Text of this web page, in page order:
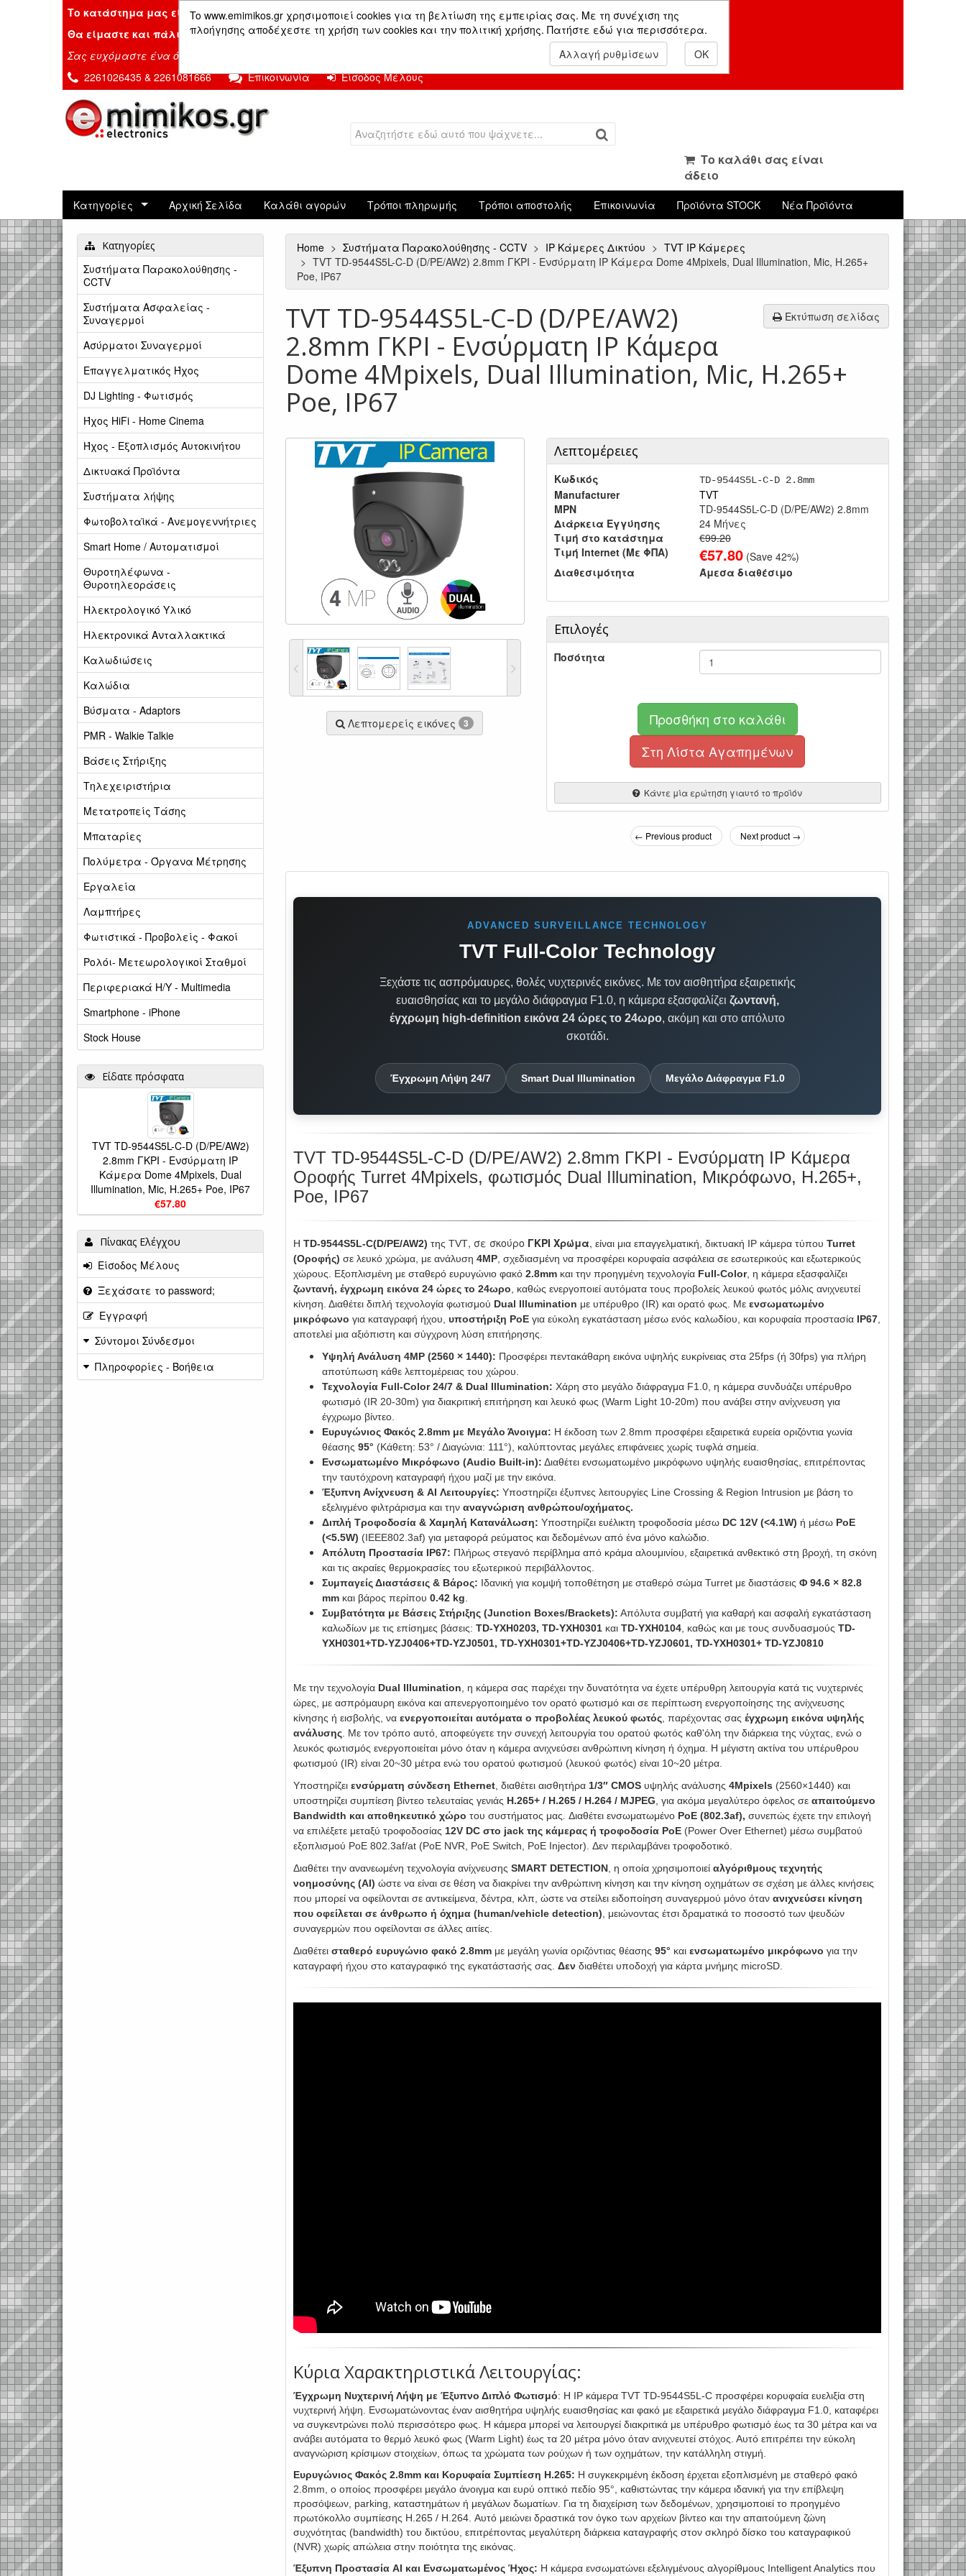
To www.emimikos.gr χρησιμοποιεί cookies για τη βελτίωση της εμπειρίας σας. Με τη συνέχιση της
πλοήγησης αποδέχεστε τη χρήση των cookies και την πολιτική χρήσης.Πατήστε εδώ για περισσότερα.
Αλλαγή ρυθμίσεων
OK
Το κατάστημα μας είναι κλειστό λόγω διακοπών.
Θα είμαστε και πάλι μαζί σας την Δευτέρα 24 Αυγούστου.
Σας ευχόμαστε ένα όμορφο καλοκαίρι!
2261026435 & 2261081666
Επικοινωνία Είσοδος Μέλους
Το καλάθι σας είναι
άδειο
Κατηγορίες Αρχική Σελίδα Καλάθι αγορών Τρόποι πληρωμής Τρόποι αποστολής Επικοινωνία Προϊόντα STOCK Νέα Προϊόντα
Home Συστήματα Παρακολούθησης - CCTV IP Κάμερες Δικτύου
TVT IP Κάμερες
TVT TD-9544S5L-C-D (D/PE/AW2) 2.8mm ΓΚΡΙ - Ενσύρματη IP Κάμερα Dome 4Mpixels, Dual Illumination, Mic, Η.265+
Poe, IP67
Εκτύπωση σελίδας
TVT TD-9544S5L-C-D (D/PE/AW2)
2.8mm ΓΚΡΙ - Ενσύρματη IP Κάμερα
Dome 4Mpixels, Dual Illumination, Mic, Η.265+
Poe, IP67
Λεπτομερείς εικόνες 3
Λεπτομέρειες
Κωδικός TD-9544S5L-C-D 2.8mm
Manufacturer
TVT
MPN
TD-9544S5L-C-D (D/PE/AW2) 2.8mm
Διάρκεια Εγγύησης
24 Μήνες
Τιμή στο κατάστημα
€99.20
Τιμή Internet (Με ΦΠΑ)
€57.80(Save 42%)
Διαθεσιμότητα
Άμεσα διαθέσιμο
Επιλογές
Ποσότητα
Προσθήκη στο καλάθι
Στη Λίστα Αγαπημένων
Κάντε μία ερώτηση γιαυτό το προϊόν
← Previous product Next product →
ADVANCED SURVEILLANCE TECHNOLOGY
TVT Full-Color Technology
Ξεχάστε τις ασπρόμαυρες, θολές νυχτερινές εικόνες. Με τον αισθητήρα εξαιρετικής
ευαισθησίας και το μεγάλο διάφραγμα F1.0, η κάμερα εξασφαλίζει ζωντανή,
έγχρωμη high-definition εικόνα 24 ώρες το 24ωρο, ακόμη και στο απόλυτο
σκοτάδι.
Έγχρωμη Λήψη 24/7 Smart Dual Illumination Μεγάλο Διάφραγμα F1.0
TVT TD-9544S5L-C-D (D/PE/AW2) 2.8mm ΓΚΡΙ - Ενσύρματη IP Κάμερα
Οροφής Turret 4Mpixels, φωτισμός Dual Illumination, Μικρόφωνο, Η.265+,
Poe, IP67
Η TD-9544S5L-C(D/PE/AW2) της TVT, σε σκούρο ΓΚΡΙ Χρώμα, είναι μια επαγγελματική, δικτυακή IP κάμερα τύπου Turret
(Οροφής) σε λευκό χρώμα, με ανάλυση 4MP , σχεδιασμένη να προσφέρει κορυφαία ασφάλεια σε εσωτερικούς και εξωτερικούς
χώρους. Εξοπλισμένη με σταθερό ευρυγώνιο φακό 2.8mm και την προηγμένη τεχνολογία Full-Color, η κάμερα εξασφαλίζει
ζωντανή, έγχρωμη εικόνα 24 ώρες το 24ωρο , καθώς ενεργοποιεί αυτόματα τους προβολείς λευκού φωτός μόλις ανιχνευτεί
κίνηση. Διαθέτει διπλή τεχνολογία φωτισμού Dual Illumination με υπέρυθρο (IR) και ορατό φως. Με ενσωματωμένο
μικρόφωνο για καταγραφή ήχου, υποστήριξη PoE για εύκολη εγκατάσταση μέσω ενός καλωδίου, και κορυφαία προστασία IP67
αποτελεί μια αξιόπιστη και σύγχρονη λύση επιτήρησης.
Υψηλή Ανάλυση 4MP (2560 × 1440): Προσφέρει πεντακάθαρη εικόνα υψηλής ευκρίνειας στα 25fps (ή 30fps) για πλήρη
αποτύπωση κάθε λεπτομέρειας του χώρου.
Τεχνολογία Full-Color 24/7 & Dual Illumination: Χάρη στο μεγάλο διάφραγμα F1.0, η κάμερα συνδυάζει υπέρυθρο
φωτισμό (IR 20-30m) για διακριτική επιτήρηση και λευκό φως (Warm Light 10-20m) που ανάβει στην ανίχνευση για
έγχρωμο βίντεο.
Ευρυγώνιος Φακός 2.8mm με Μεγάλο Άνοιγμα: Η έκδοση των 2.8mm προσφέρει εξαιρετικά ευρεία οριζόντια γωνία
θέασης 95° (Κάθετη: 53° / Διαγώνια: 111°), καλύπτοντας μεγάλες επιφάνειες χωρίς τυφλά σημεία.
Ενσωματωμένο Μικρόφωνο (Audio Built-in): Διαθέτει ενσωματωμένο μικρόφωνο υψηλής ευαισθησίας, επιτρέποντας
την ταυτόχρονη καταγραφή ήχου μαζί με την εικόνα.
Έξυπνη Ανίχνευση & AI Λειτουργίες: Υποστηρίζει έξυπνες λειτουργίες Line Crossing & Region Intrusion με βάση το
εξελιγμένο φιλτράρισμα και την αναγνώριση ανθρώπου/οχήματος.
Διπλή Τροφοδοσία & Χαμηλή Κατανάλωση: Υποστηρίζει ευέλικτη τροφοδοσία μέσω DC 12V (<4.1W) ή μέσω PoE
(<5.5W) (IEEE802.3af) για μεταφορά ρεύματος και δεδομένων από ένα μόνο καλώδιο.
Απόλυτη Προστασία IP67: Πλήρως στεγανό περίβλημα από κράμα αλουμινίου, εξαιρετικά ανθεκτικό στη βροχή, τη σκόνη
και τις ακραίες θερμοκρασίες του εξωτερικού περιβάλλοντος.
Συμπαγείς Διαστάσεις & Βάρος: Ιδανική για κομψή τοποθέτηση με σταθερό σώμα Turret με διαστάσεις Φ 94.6 × 82.8
mm και βάρος περίπου 0.42 kg
Συμβατότητα με Βάσεις Στήριξης (Junction Boxes/Brackets): Απόλυτα συμβατή για καθαρή και ασφαλή εγκατάσταση
καλωδίων με τις επίσημες βάσεις: TD-YXH0203, TD-YXH0301 και TD-YXH0104 , καθώς και με τους συνδυασμούς TD-
YXH0301+TD-YZJ0406+TD-YZJ0501, TD-YXH0301+TD-YZJ0406+TD-YZJ0601, TD-YXH0301+ TD-YZJ0810
Με την τεχνολογία Dual Illumination , η κάμερα σας παρέχει την δυνατότητα να έχετε υπέρυθρη λειτουργία κατά τις νυχτερινές
ώρες, με ασπρόμαυρη εικόνα και απενεργοποιημένο τον ορατό φωτισμό και σε περίπτωση ενεργοποίησης της ανίχνευσης
κίνησης ή εισβολής, να ενεργοποιείται αυτόματα ο προβολέας λευκού φωτός , παρέχοντας σας έγχρωμη εικόνα υψηλής
ανάλυσης . Με τον τρόπο αυτό, αποφεύγετε την συνεχή λειτουργία του ορατού φωτός καθ'όλη την διάρκεια της νύχτας, ενώ ο
λευκός φωτισμός ενεργοποιείται μόνο όταν η κάμερα ανιχνεύσει ανθρώπινη κίνηση ή όχημα. Η μέγιστη ακτίνα του υπέρυθρου
φωτισμού (IR) είναι 20~30 μέτρα ενώ του ορατού φωτισμού (λευκού φωτός) είναι 10~20 μέτρα.
Υποστηρίζει ενσύρματη σύνδεση Ethernet , διαθέτει αισθητήρα 1/3″ CMOS υψηλής ανάλυσης 4Mpixels (2560×1440) και
υποστηρίζει συμπίεση βίντεο τελευταίας γενιάς H.265+ / H.265 / H.264 / MJPEG , για ακόμα μεγαλύτερο όφελος σε απαιτούμενο
Bandwidth και αποθηκευτικό χώρο του συστήματος μας Διαθέτει ενσωματωμένο PoE (802.3af), συνεπώς έχετε την επιλογή
να επιλέξετε μεταξύ τροφοδοσίας 12V DC στο jack της κάμερας ή τροφοδοσία PoE (Power Over Ethernet) μέσω συμβατού
εξοπλισμού PoE 802.3af/at (PoE NVR, PoE Switch, PoE Injector). Δεν περιλαμβάνει τροφοδοτικό.
Διαθέτει την ανανεωμένη τεχνολογία ανίχνευσης SMART DETECTION , η οποία χρησιμοποιεί αλγόριθμους τεχνητής
νοημοσύνης (AI) ώστε να είναι σε θέση να διακρίνει την ανθρώπινη κίνηση και την κίνηση οχημάτων σε σχέση με άλλες κινήσεις
που μπορεί να οφείλονται σε αντικείμενα, δέντρα, κλπ, ώστε να στείλει ειδοποίηση συναγερμού μόνο όταν ανιχνεύσει κίνηση
που οφείλεται σε άνθρωπο ή όχημα (human/vehicle detection) , μειώνοντας έτσι δραματικά το ποσοστό των ψευδών
συναγερμών που οφείλονται σε άλλες αιτίες.
Διαθέτει σταθερό ευρυγώνιο φακό 2.8mm με μεγάλη γωνία οριζόντιας θέασης 95° και ενσωματωμένο μικρόφωνο για την
καταγραφή ήχου στο καταγραφικό της εγκατάστασής σας. Δεν διαθέτει υποδοχή για κάρτα μνήμης microSD.
Κύρια Χαρακτηριστικά Λειτουργίας:
Έγχρωμη Νυχτερινή Λήψη με Έξυπνο Διπλό Φωτισμό: Η IP κάμερα TVT TD-9544S5L-C προσφέρει κορυφαία ευελιξία στη
νυχτερινή λήψη. Ενσωματώνοντας έναν αισθητήρα υψηλής ευαισθησίας και φακό με εξαιρετικά μεγάλο διάφραγμα F1.0, καταφέρει
να συγκεντρώνει πολύ περισσότερο φως. Η κάμερα μπορεί να λειτουργεί διακριτικά με υπέρυθρο φωτισμό έως τα 30 μέτρα και να
ανάβει αυτόματα το θερμό λευκό φως (Warm Light) έως τα 20 μέτρα μόνο όταν ανιχνευτεί στόχος. Αυτό επιτρέπει την εύκολη
αναγνώριση κρίσιμων στοιχείων, όπως τα χρώματα των ρούχων ή των οχημάτων, την κατάλληλη στιγμή.
Ευρυγώνιος Φακός 2.8mm και Κορυφαία Συμπίεση H.265: Η συγκεκριμένη έκδοση έρχεται εξοπλισμένη με σταθερό φακό
2.8mm, ο οποίος προσφέρει μεγάλο άνοιγμα και ευρύ οπτικό πεδίο 95°, καθιστώντας την κάμερα ιδανική για την επίβλεψη
προσόψεων, parking, καταστημάτων ή μεγάλων δωματίων. Για τη διαχείριση των δεδομένων, χρησιμοποιεί το προηγμένο
πρωτόκολλο συμπίεσης H.265 / H.264. Αυτό μειώνει δραστικά τον όγκο των αρχείων βίντεο και την απαιτούμενη ζώνη
συχνότητας (bandwidth) του δικτύου, επιτρέποντας μεγαλύτερη διάρκεια καταγραφής στον σκληρό δίσκο του καταγραφικού
(NVR) χωρίς απώλεια στην ποιότητα της εικόνας.
Έξυπνη Προστασία AI και Ενσωματωμένος Ήχος: Η κάμερα ενσωματώνει εξελιγμένους αλγορίθμους Intelligent Analytics που
Κατηγορίες
Συστήματα Παρακολούθησης -
CCTV
Συστήματα Ασφαλείας -
Συναγερμοί
Ασύρματοι Συναγερμοί
Επαγγελματικός Ήχος
DJ Lighting - Φωτισμός
Ήχος HiFi - Home Cinema
Ήχος - Εξοπλισμός Αυτοκινήτου
Δικτυακά Προϊόντα
Συστήματα λήψης
Φωτοβολταϊκά - Ανεμογεννήτριες
Smart Home / Αυτοματισμοί
Θυροτηλέφωνα -
Θυροτηλεοράσεις
Ηλεκτρολογικό Υλικό
Ηλεκτρονικά Ανταλλακτικά
Καλωδιώσεις
Καλώδια
Βύσματα - Adaptors
PMR - Walkie Talkie
Βάσεις Στήριξης
Τηλεχειριστήρια
Μετατροπείς Τάσης
Μπαταρίες
Πολύμετρα - Όργανα Μέτρησης
Εργαλεία
Λαμπτήρες
Φωτιστικά - Προβολείς - Φακοί
Ρολόι- Μετεωρολογικοί Σταθμοί
Περιφεριακά Η/Υ - Multimedia
Smartphone - iPhone
Stock House
Είδατε πρόσφατα
TVT TD-9544S5L-C-D (D/PE/AW2)
2.8mm ΓΚΡΙ - Ενσύρματη IP
Κάμερα Dome 4Mpixels, Dual
Illumination, Mic, Η.265+ Poe, IP67
€57.80
Πίνακας Ελέγχου
Είσοδος Μέλους
Ξεχάσατε το password;
Εγγραφή
Σύντομοι Σύνδεσμοι
Πληροφορίες - Βοήθεια